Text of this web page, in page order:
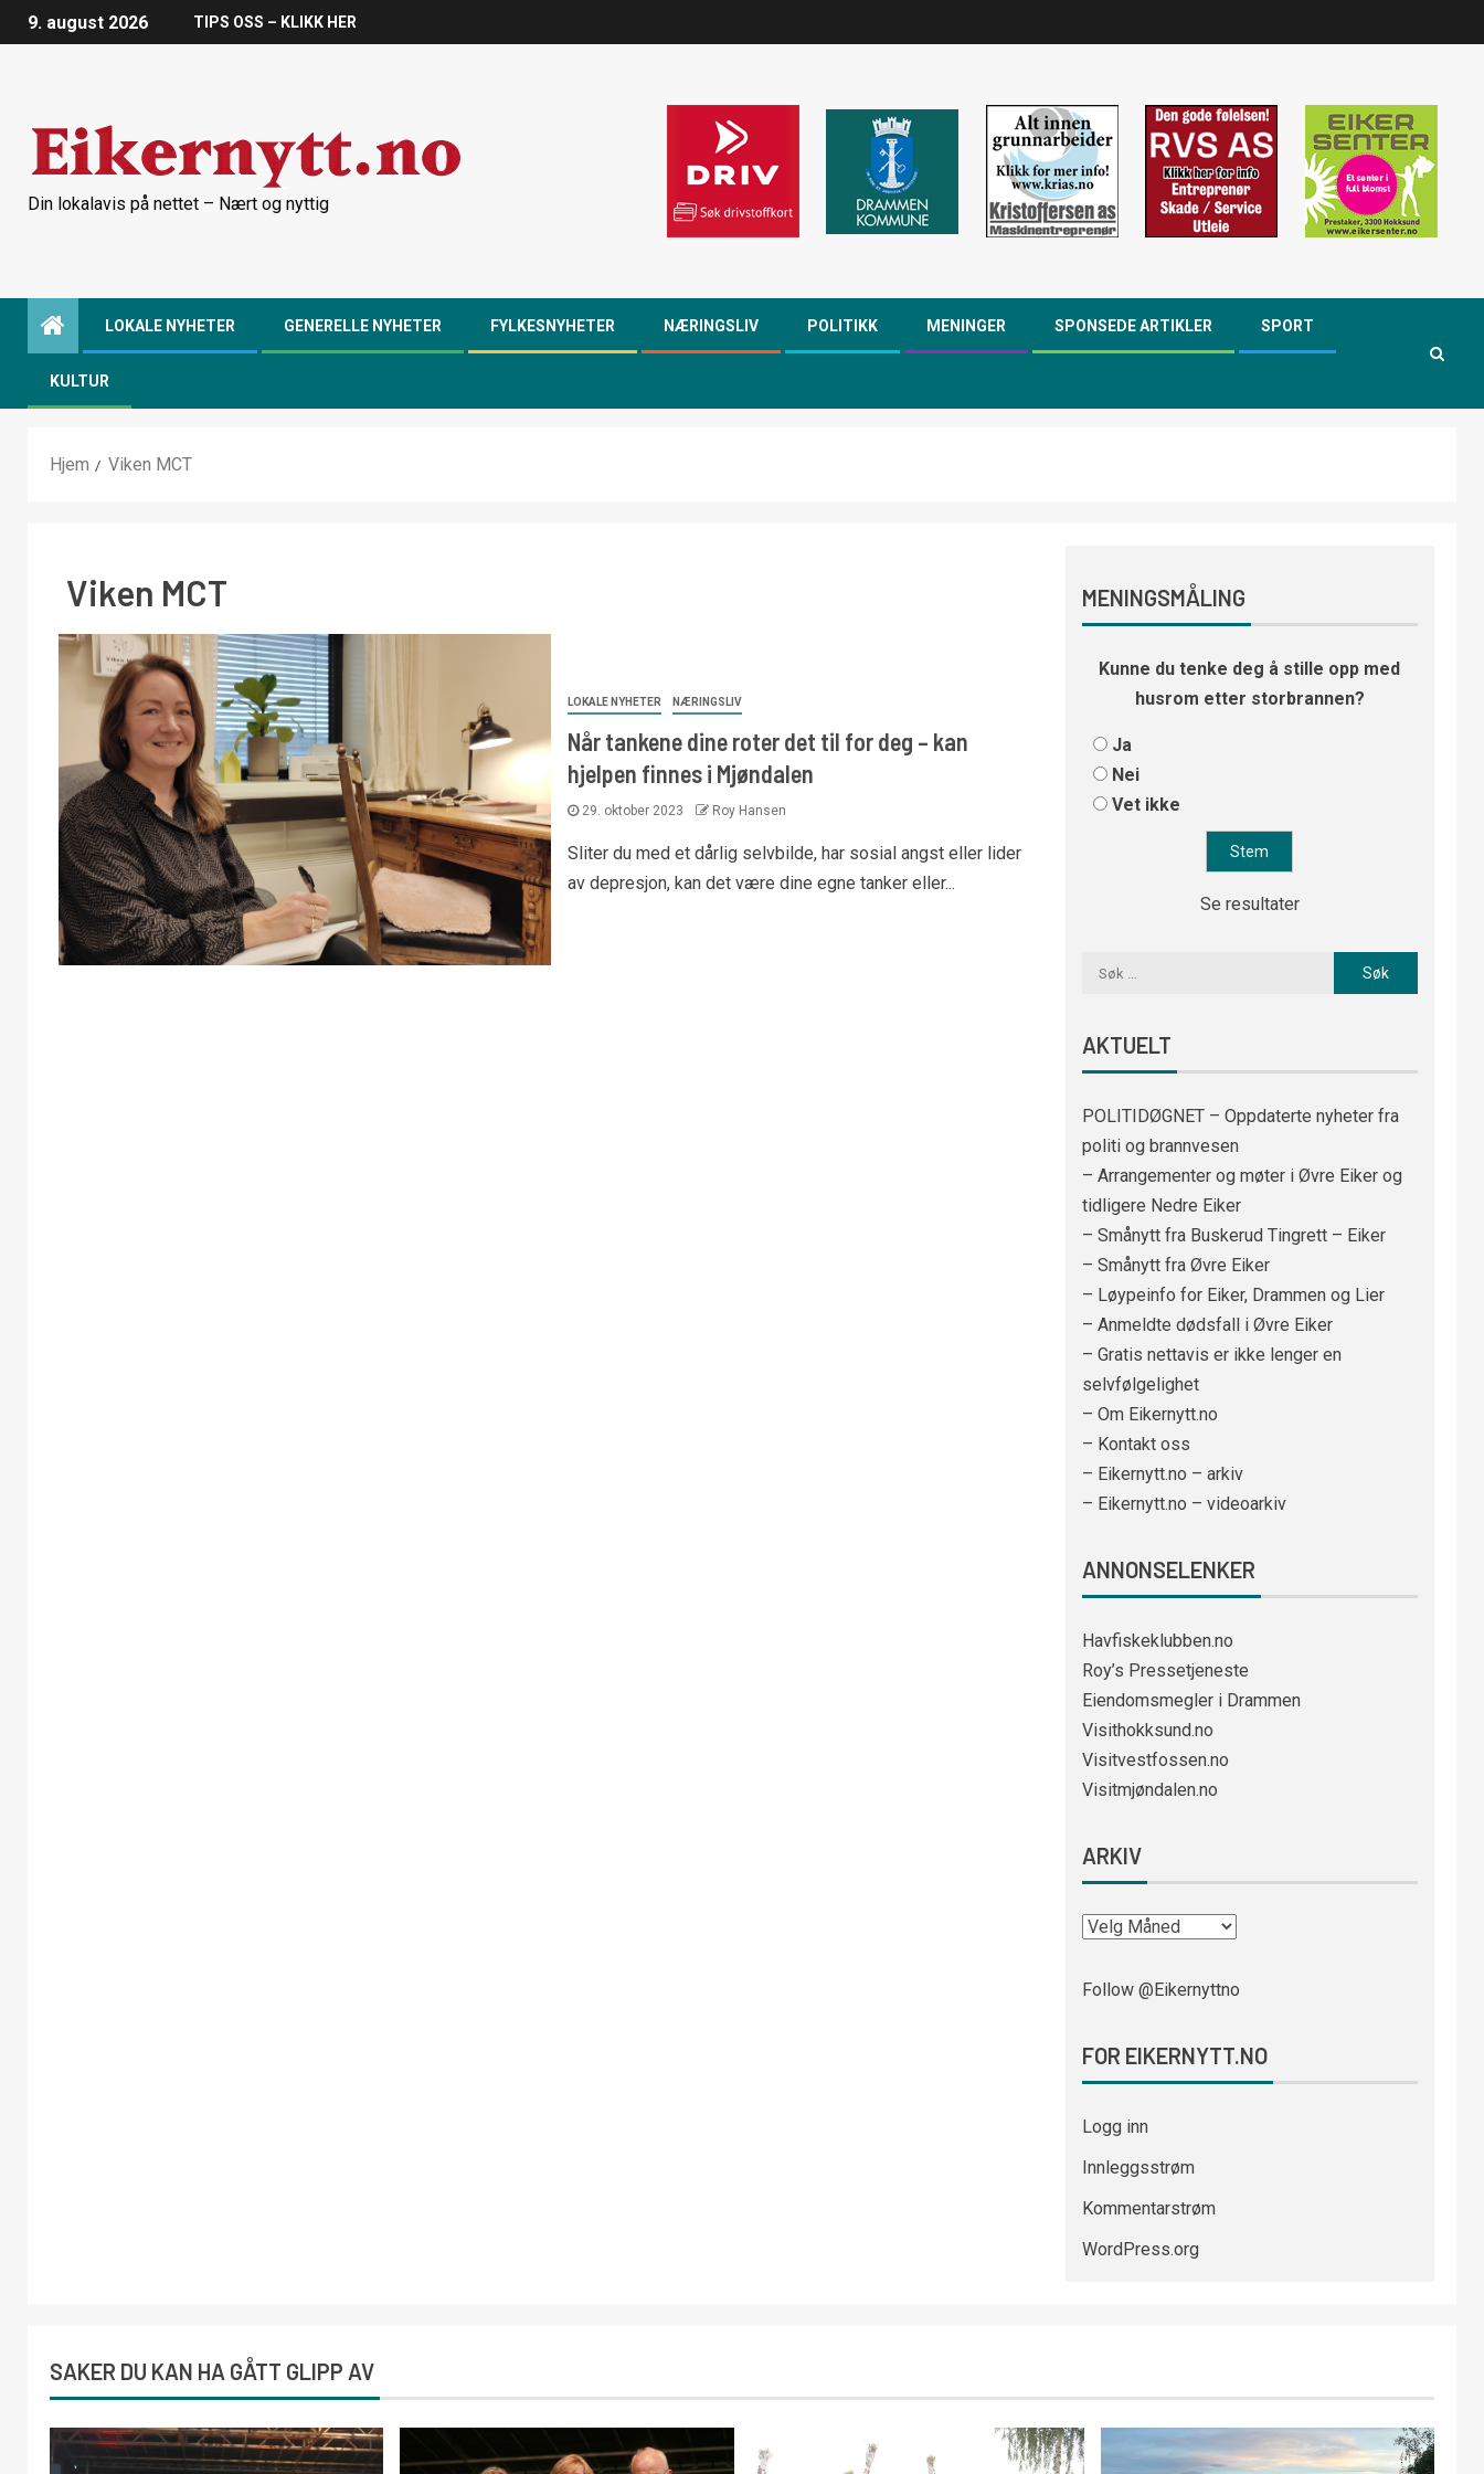
9. august 2026 TIPS OSS – KLIKK HER
Din lokalavis på nettet – Nært og nyttig
LOKALE NYHETER GENERELLE NYHETER FYLKESNYHETER NÆRINGSLIV POLITIKK MENINGER SPONSEDE ARTIKLER SPORT
KULTUR
Hjem Viken MCT
Viken MCT
LOKALE NYHETER NÆRINGSLIV
Når tankene dine roter det til for deg – kan
hjelpen finnes i Mjøndalen
29. oktober 2023 Roy Hansen
Sliter du med et dårlig selvbilde, har sosial angst eller lider
av depresjon, kan det være dine egne tanker eller...
MENINGSMÅLING
Kunne du tenke deg å stille opp med
husrom etter storbrannen?
Ja
Nei
Vet ikke
Se resultater
AKTUELT
POLITIDØGNET – Oppdaterte nyheter fra
politi og brannvesen
– Arrangementer og møter i Øvre Eiker og
tidligere Nedre Eiker
– Smånytt fra Buskerud Tingrett – Eiker
– Smånytt fra Øvre Eiker
– Løypeinfo for Eiker, Drammen og Lier
– Anmeldte dødsfall i Øvre Eiker
– Gratis nettavis er ikke lenger en
selvfølgelighet
– Om Eikernytt.no
– Kontakt oss
– Eikernytt.no – arkiv
– Eikernytt.no – videoarkiv
ANNONSELENKER
Havfiskeklubben.no
Roy’s Pressetjeneste
Eiendomsmegler i Drammen
Visithokksund.no
Visitvestfossen.no
Visitmjøndalen.no
ARKIV
Follow @Eikernyttno
FOR EIKERNYTT.NO
Logg inn
Innleggsstrøm
Kommentarstrøm
WordPress.org
SAKER DU KAN HA GÅTT GLIPP AV